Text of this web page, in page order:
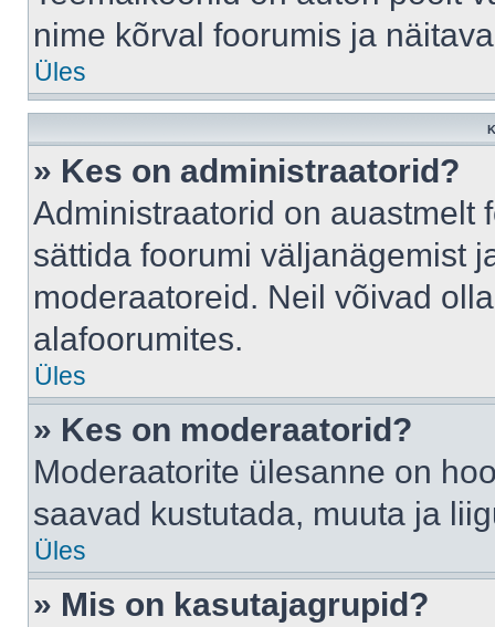
nime kõrval foorumis ja
Üles
» Kes on administraatorid?
Administraatorid on auastmelt
sättida foorumi väljanägemist
moderaatoreid. Neil võivad
alafoorumites.
Üles
» Kes on moderaatorid?
Moderaatorite ülesanne on
saavad kustutada, muuta ja
Üles
» Mis on kasutajagrupid?